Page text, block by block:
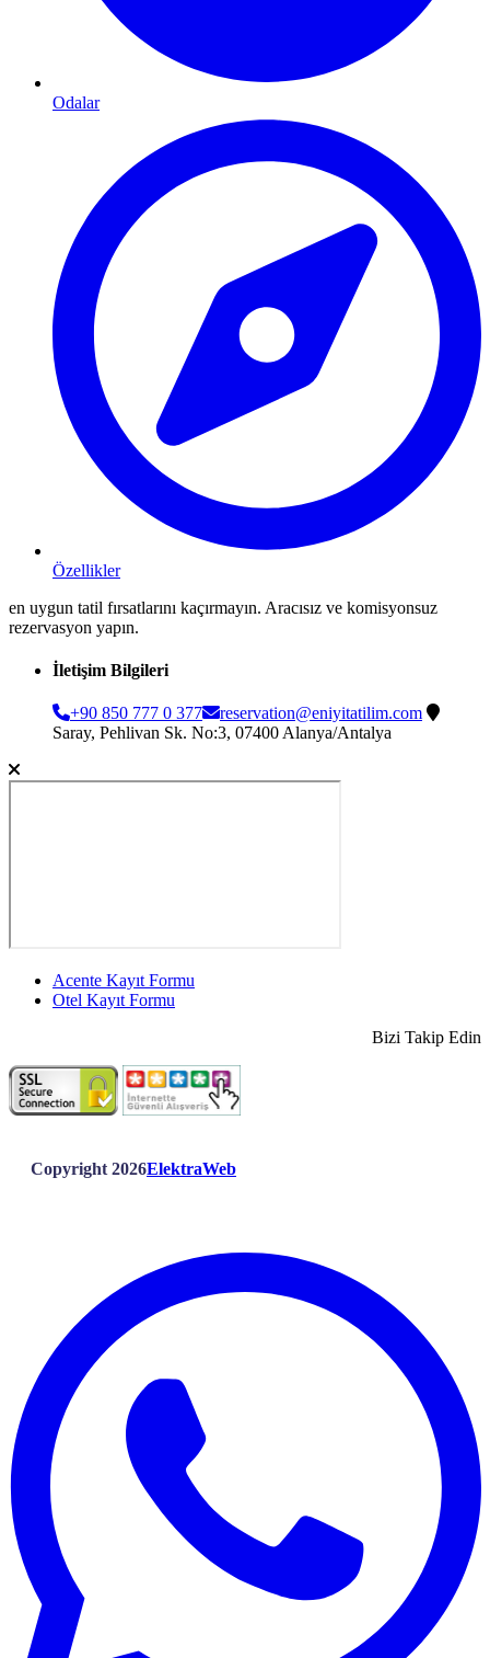
Odalar
Özellikler
en uygun tatil fırsatlarını kaçırmayın. Aracısız ve komisyonsuz
rezervasyon yapın.
İletişim Bilgileri
+90 850 777 0 377
reservation@eniyitatilim.com
Saray, Pehlivan Sk. No:3, 07400 Alanya/Antalya
Acente Kayıt Formu
Otel Kayıt Formu
Bizi Takip Edin
Copyright 2026ElektraWeb